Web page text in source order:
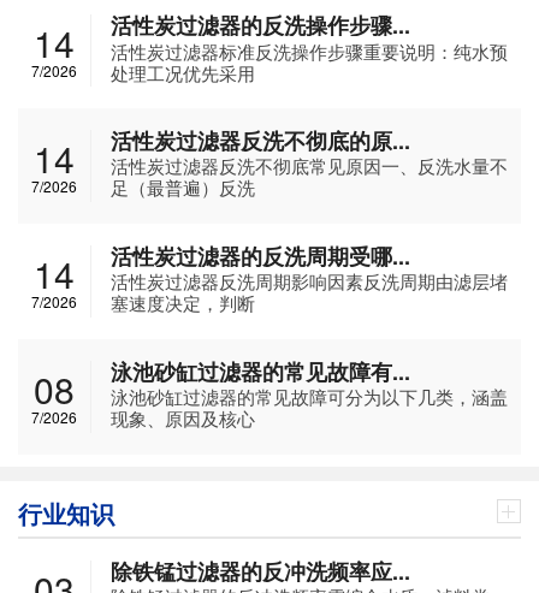
14
7/2026
活性炭过滤器的反洗操作步骤...
活性炭过滤器标准反洗操作步骤重要说明：纯水预
处理工况优先采用
14
7/2026
活性炭过滤器反洗不彻底的原...
活性炭过滤器反洗不彻底常见原因一、反洗水量不
足（最普遍）反洗
14
7/2026
活性炭过滤器的反洗周期受哪...
活性炭过滤器反洗周期影响因素反洗周期由滤层堵
塞速度决定，判断
08
7/2026
泳池砂缸过滤器的常见故障有...
泳池砂缸过滤器的常见故障可分为以下几类，涵盖
现象、原因及核心
行业知识
除铁锰过滤器的反冲洗频率应...